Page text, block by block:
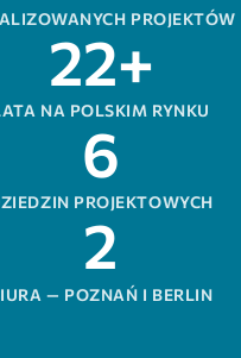
PROJEKTÓW
22+
NA POLSKIM RYNKU
6
PROJEKTOWYCH
2
— POZNAŃ I BERLIN